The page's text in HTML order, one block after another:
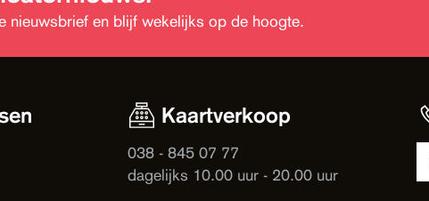
nieuwsbrief en blijf wekelijks op de hoogte.
Kaartverkoop
038 - 845 07 77
dagelijks 10.00 uur - 20.00 uur